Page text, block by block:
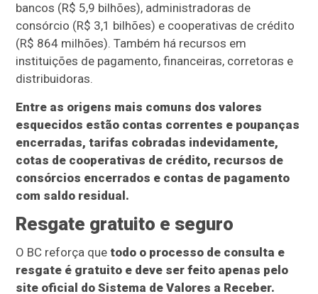
bancos (R$ 5,9 bilhões), administradoras de
consórcio (R$ 3,1 bilhões) e cooperativas de crédito
(R$ 864 milhões). Também há recursos em
instituições de pagamento, financeiras, corretoras e
distribuidoras.
Entre as origens mais comuns dos valores
esquecidos estão contas correntes e poupanças
encerradas, tarifas cobradas indevidamente,
cotas de cooperativas de crédito, recursos de
consórcios encerrados e contas de pagamento
com saldo residual.
Resgate gratuito e seguro
O BC reforça quetodo o processo de consulta e
resgate é gratuito e deve ser feito apenas pelo
site oficial do Sistema de Valores a Receber.